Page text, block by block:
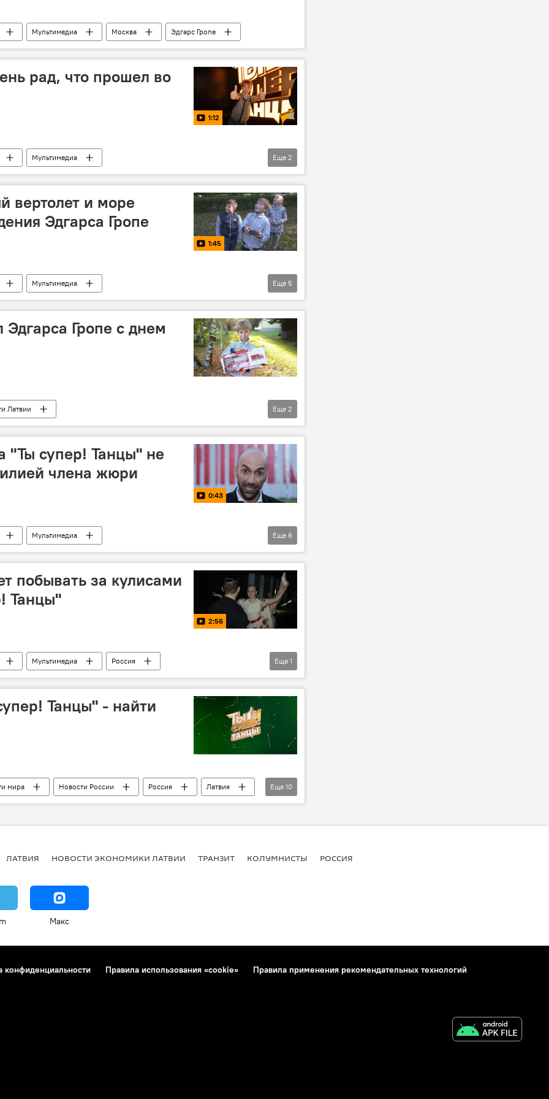
Мультимедиа Москва Эдгарс Гропе
рад, что прошел во
1:12
Мультимедиа
супер! Танцы"
Эдгарс Гропе
Еще 2
вертолет и море
Эдгарса Гропе
1:45
Мультимедиа
супер! Танцы"
Эдгарс Гропе
поздравление
Еще 5
Гропе с днем
Латвии
супер! Танцы"
Эдгарс Гропе
Еще 2
"Ты супер! Танцы" не
члена жюри
0:43
Мультимедиа
супер! Танцы"
Россия Балтия
Sputnik
Еще 6
побывать за кулисами
Танцы"
2:56
Мультимедиа
Россия
супер! Танцы"
Еще 1
Танцы" - найти
мира Новости России Россия
Латвия
Егор Дружинин
Кристина Кретова
Еще 10
ЛАТВИЯ НОВОСТИ ЭКОНОМИКИ ЛАТВИИ ТРАНЗИТ КОЛУМНИСТЫ РОССИЯ
Макс
конфиденциальности Правила использования «cookie»
Правила применения рекомендательных технологий